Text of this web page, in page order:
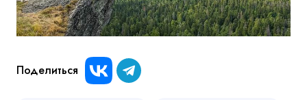
Поделиться